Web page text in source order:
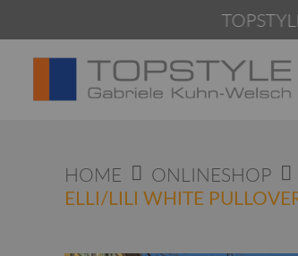
TOPSTYLE
HOME ONLINESHOP
ELLI/LILI WHITE